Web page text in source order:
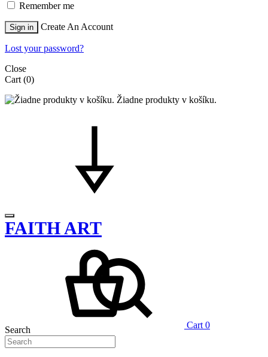
Remember me
Sign in Create An Account
Lost your password?
Close
Cart(0)
Žiadne produkty v košíku.
FAITH ART
Cart 0
Search